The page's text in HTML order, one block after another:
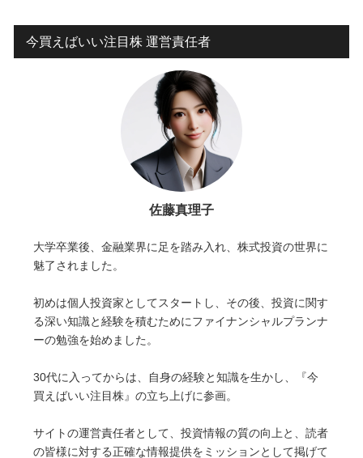
今買えばいい注目株 運営責任者
佐藤真理子
大学卒業後、金融業界に足を踏み入れ、株式投資の世界に
魅了されました。
初めは個人投資家としてスタートし、その後、投資に関す
る深い知識と経験を積むためにファイナンシャルプランナ
ーの勉強を始めました。
30代に入ってからは、自身の経験と知識を生かし、『今
買えばいい注目株』の立ち上げに参画。
サイトの運営責任者として、投資情報の質の向上と、読者
の皆様に対する正確な情報提供をミッションとして掲げて